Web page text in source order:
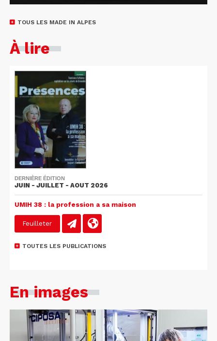
TOUS LES MADE IN ALPES
À lire
DERNIÈRE ÉDITION
JUIN - JUILLET - AOUT 2026
UMIH 38 : la profession a sa maison
Feuilleter
TOUTES LES PUBLICATIONS
En images